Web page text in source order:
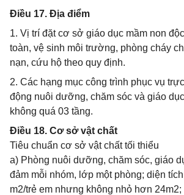
Điều 17. Địa điểm
1. Vị trí đặt cơ sở giáo dục mầm non
toàn, vệ sinh môi trường, phòng cháy
nạn, cứu hộ theo quy định.
2. Các hạng mục công trình phục vụ
động nuôi dưỡng, chăm sóc và giáo
không quá 03 tầng.
Điều 18. Cơ sở vật chất
Tiêu chuẩn cơ sở vật chất tối thiểu
a) Phòng nuôi dưỡng, chăm sóc, giáo
đảm mỗi nhóm, lớp một phòng; diện
m2/trẻ em nhưng không nhỏ hơn 24m2;